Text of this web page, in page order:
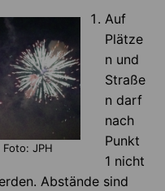
JPH
Auf
Plätze
n und
Straße
n darf
nach
Punkt
1 nicht
Abstände sind